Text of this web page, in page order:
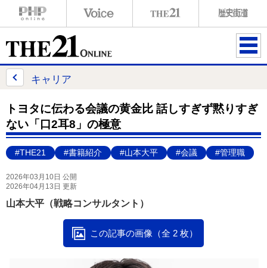
ME
キャリア
トヨタに伝わる会議の黄金比 話しすぎず黙りすぎ
ない「口2耳8」の極意
#THE21 #書籍紹介 #山本大平 #会議 #管理職
2026年03月10日 公開
2026年04月13日 更新
山本大平（戦略コンサルタント）
この記事の画像（全 2 枚）